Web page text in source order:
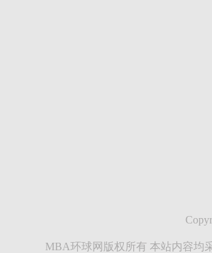
MBA环球网版权所有 本站内容均